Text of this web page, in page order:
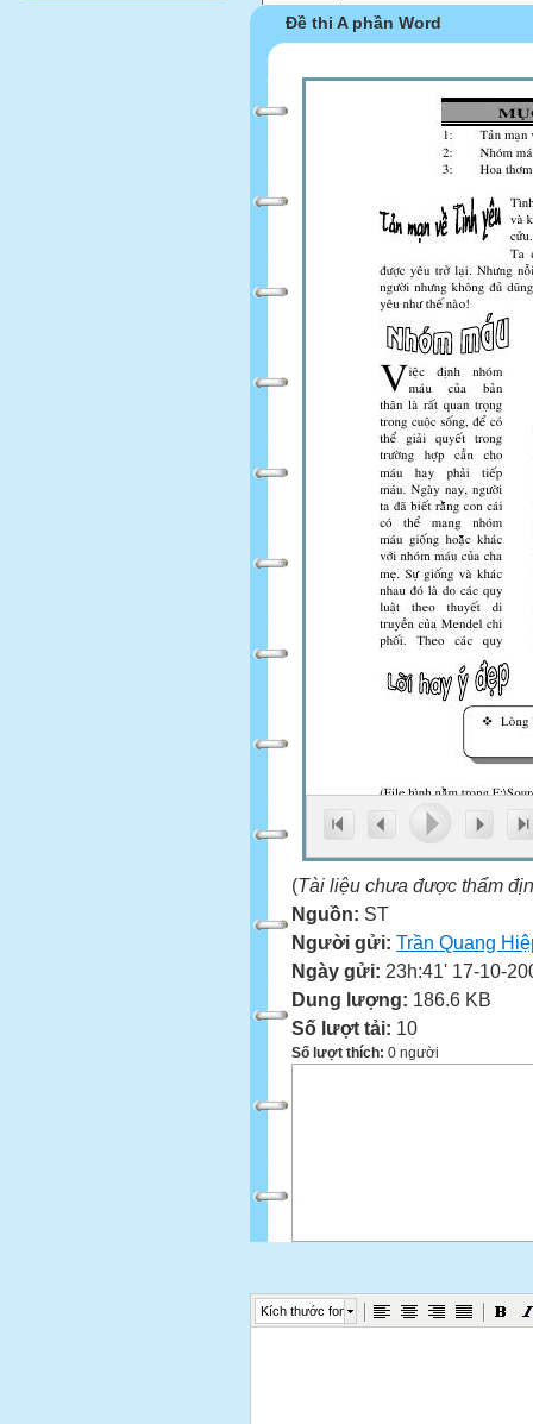
Đề thi A phần Word
(Tài liệu chưa được thẩm
Nguồn: ST
Người gửi: Trần Quang
Ngày gửi: 23h:41' 17-10-
Dung lượng: 186.6 KB
Số lượt tải: 10
Số lượt thích: 0 người
Kích thước font